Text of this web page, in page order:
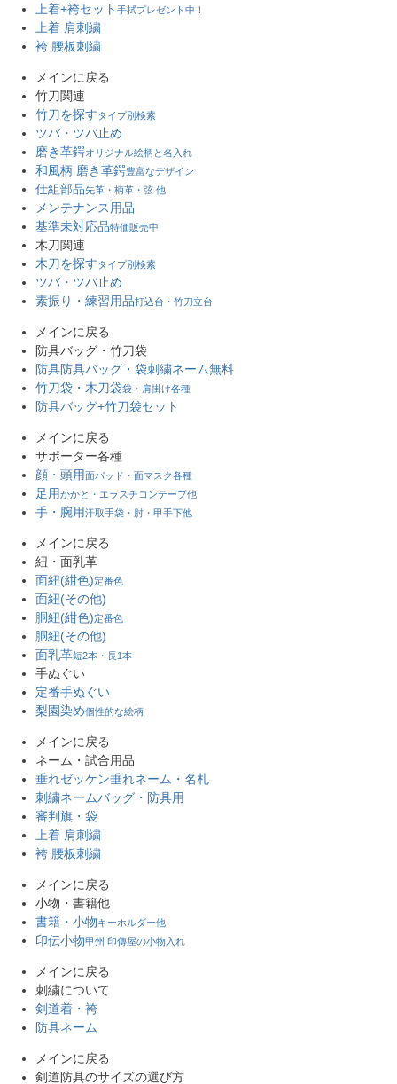
上着+袴セット 手拭プレゼント中！
上着 肩刺繍
袴 腰板刺繍
メインに戻る
竹刀関連
竹刀を探すタイプ別検索
ツバ・ツバ止め
磨き革鍔オリジナル絵柄と名入れ
和風柄 磨き革鍔豊富なデザイン
仕組部品先革・柄革・弦 他
メンテナンス用品
基準未対応品特価販売中
木刀関連
木刀を探すタイプ別検索
ツバ・ツバ止め
素振り・練習用品打込台・竹刀立台
メインに戻る
防具バッグ・竹刀袋
防具防具バッグ・袋刺繍ネーム無料
竹刀袋・木刀袋袋・肩掛け各種
防具バッグ+竹刀袋セット
メインに戻る
サポーター各種
顔・頭用面パッド・面マスク各種
足用かかと・エラスチコンテープ他
手・腕用汗取手袋・肘・甲手下他
メインに戻る
紐・面乳革
面紐(紺色)定番色
面紐(その他)
胴紐(紺色)定番色
胴紐(その他)
面乳革短2本・長1本
手ぬぐい
定番手ぬぐい
梨園染め個性的な絵柄
メインに戻る
ネーム・試合用品
垂れゼッケン垂れネーム・名札
刺繍ネームバッグ・防具用
審判旗・袋
上着 肩刺繍
袴 腰板刺繍
メインに戻る
小物・書籍他
書籍・小物キーホルダー他
印伝小物甲州 印傳屋の小物入れ
メインに戻る
刺繍について
剣道着・袴
防具ネーム
メインに戻る
剣道防具のサイズの選び方